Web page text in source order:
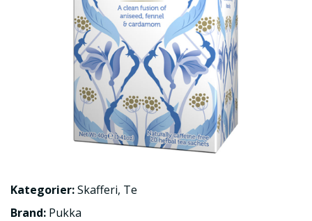
Kategorier:Skafferi, Te
Brand: Pukka